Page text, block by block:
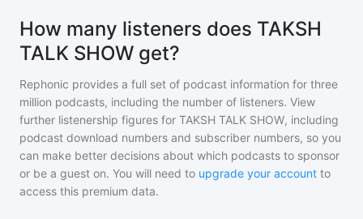
How many listeners does TAKSH
TALK SHOW get?
Rephonic provides a full set of podcast information for three
million podcasts, including the number of listeners. View
further listenership figures for TAKSH TALK SHOW, including
podcast download numbers and subscriber numbers, so you
can make better decisions about which podcasts to sponsor
or be a guest on. You will need to upgrade your account to
access this premium data.